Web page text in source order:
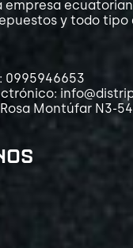
empresa
y todo
0995946653
Montúfar N3-